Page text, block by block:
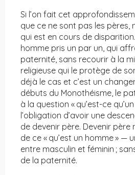
Si l’on fait cet
que ce ne sont pas les pères,
qui est en cours de
homme pris un par un, qui
paternité, sans recourir à la
religieuse qui le protège de
déjà le cas et c’est un
débuts du Monothéisme, le
à la question « qu’est-ce
l’obligation d’avoir une
de devenir père. Devenir père
de ce « qu’est un homme » —
entre masculin et féminin ;
de la paternité.